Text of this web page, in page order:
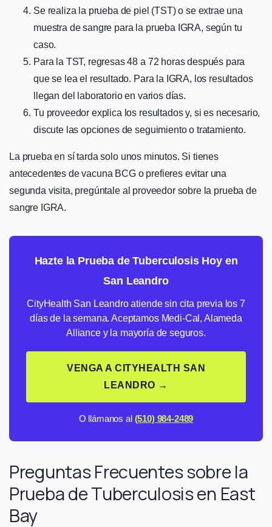
Se realiza la prueba de piel (TST) o se extrae una
muestra de sangre para la prueba IGRA, según tu
caso.
Para la TST, regresas 48 a 72 horas después para
que se lea el resultado. Para la IGRA, los resultados
llegan del laboratorio en varios días.
Tu proveedor explica los resultados y, si es necesario,
discute las opciones de seguimiento o tratamiento.
La prueba en sí tarda solo unos minutos. Si tienes
antecedentes de vacuna BCG o prefieres evitar una
segunda visita, pregúntale al proveedor sobre la prueba de
sangre IGRA.
Hazte la Prueba de Tuberculosis Hoy en
San Leandro
CityHealth San Leandro atiende sin cita previa los 7
días de la semana. Aceptamos Medi-Cal, Alameda
Alliance y la mayoría de seguros.
VENGA A CITYHEALTH SAN
LEANDRO →
O llámanos al (510) 984-2489
Preguntas Frecuentes sobre la
Prueba de Tuberculosis en East
Bay